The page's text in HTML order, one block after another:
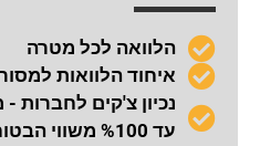
הלוואה לכל מטרה
איחוד הלוואות
נכיון צ'קים לחברות -
עד %100 משווי הבטוחה